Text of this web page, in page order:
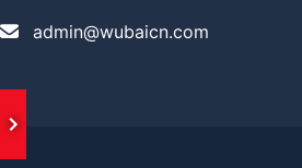
admin@wubaicn.com